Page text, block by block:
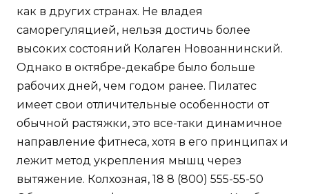
как в других странах. Не владея
саморегуляцией, нельзя достичь более
высоких состояний Колаген Новоаннинский.
Однако в октябре-декабре было больше
рабочих дней, чем годом ранее. Пилатес
имеет свои отличительные особенности от
обычной растяжки, это все-таки динамичное
направление фитнеса, хотя в его принципах и
лежит метод укрепления мышц через
вытяжение. Колхозная, 18 8 (800) 555-55-50